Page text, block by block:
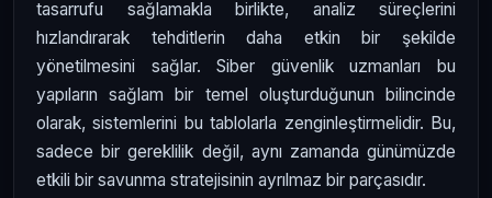
tasarrufu sağlamakla birlikte, analiz süreçlerini
hızlandırarak tehditlerin daha etkin bir şekilde
yönetilmesini sağlar. Siber güvenlik uzmanları bu
yapıların sağlam bir temel oluşturduğunun bilincinde
olarak, sistemlerini bu tablolarla zenginleştirmelidir. Bu,
sadece bir gereklilik değil, aynı zamanda günümüzde
etkili bir savunma stratejisinin ayrılmaz bir parçasıdır.